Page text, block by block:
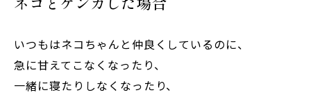
いつもはネコちゃんと仲良くしているのに、
急に甘えてこなくなったり、
一緒に寝たりしなくなったり、